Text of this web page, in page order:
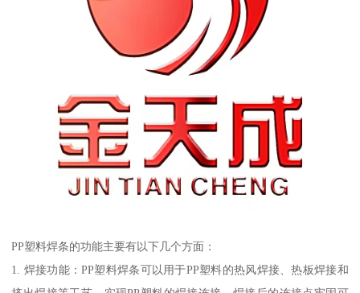
PP塑料焊条的功能主要有以下几个方面：
1. 焊接功能：PP塑料焊条可以用于PP塑料的热风焊接、热板焊接和